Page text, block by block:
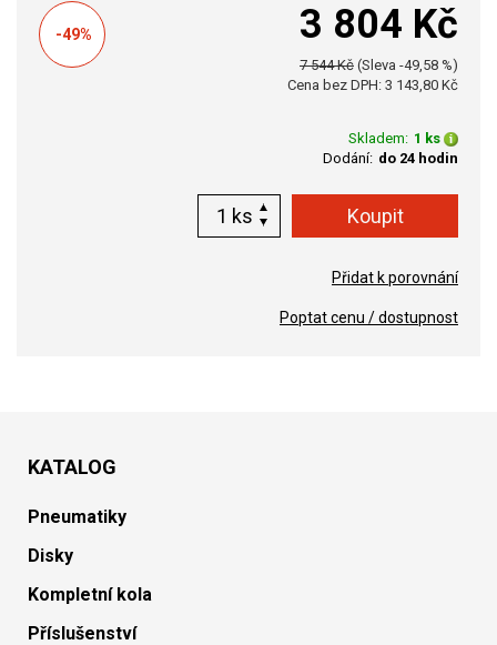
-49% 3 804 Kč
7 544 Kč (Sleva -49,58 %)
Cena bez DPH: 3 143,80 Kč
Skladem: 1 ks
Dodání: do 24 hodin
ks
Přidat k porovnání
Poptat cenu / dostupnost
KATALOG
Pneumatiky
Disky
Kompletní kola
Příslušenství